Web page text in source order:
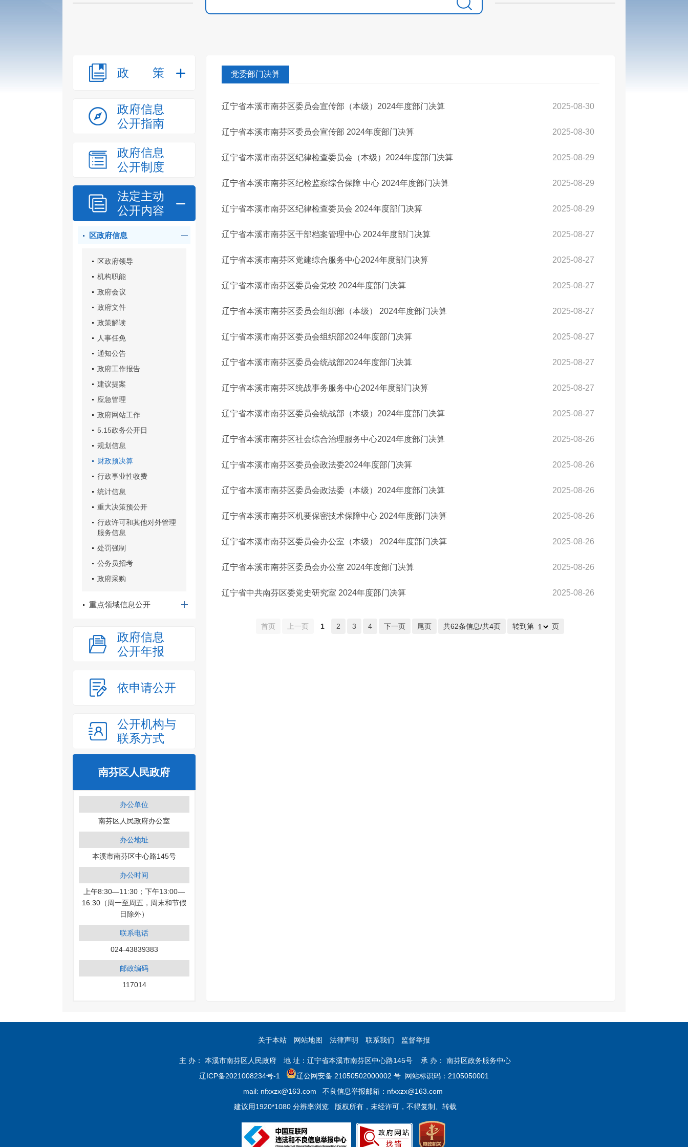
政策
政府信息
公开指南
政府信息
公开制度
法定主动
公开内容
区政府信息
区政府领导
机构职能
政府会议
政府文件
政策解读
人事任免
通知公告
政府工作报告
建议提案
应急管理
政府网站工作
5.15政务公开日
规划信息
财政预决算
行政事业性收费
统计信息
重大决策预公开
行政许可和其他对外管理
服务信息
处罚强制
公务员招考
政府采购
重点领域信息公开
政府信息
公开年报
依申请公开
公开机构与
联系方式
南芬区人民政府
办公单位
南芬区人民政府办公室
办公地址
本溪市南芬区中心路145号
办公时间
上午8:30—11:30；下午13:00—
16:30（周一至周五，周末和节假
日除外）
联系电话
024-43839383
邮政编码
117014
党委部门决算
2025-08-30
辽宁省本溪市南芬区委员会宣传部（本级）2024年度部门决算
2025-08-30
辽宁省本溪市南芬区委员会宣传部 2024年度部门决算
2025-08-29
辽宁省本溪市南芬区纪律检查委员会（本级）2024年度部门决算
2025-08-29
辽宁省本溪市南芬区纪检监察综合保障 中心 2024年度部门决算
2025-08-29
辽宁省本溪市南芬区纪律检查委员会 2024年度部门决算
2025-08-27
辽宁省本溪市南芬区干部档案管理中心 2024年度部门决算
2025-08-27
辽宁省本溪市南芬区党建综合服务中心2024年度部门决算
2025-08-27
辽宁省本溪市南芬区委员会党校 2024年度部门决算
2025-08-27
辽宁省本溪市南芬区委员会组织部（本级） 2024年度部门决算
2025-08-27
辽宁省本溪市南芬区委员会组织部2024年度部门决算
2025-08-27
辽宁省本溪市南芬区委员会统战部2024年度部门决算
2025-08-27
辽宁省本溪市南芬区统战事务服务中心2024年度部门决算
2025-08-27
辽宁省本溪市南芬区委员会统战部（本级）2024年度部门决算
2025-08-26
辽宁省本溪市南芬区社会综合治理服务中心2024年度部门决算
2025-08-26
辽宁省本溪市南芬区委员会政法委2024年度部门决算
2025-08-26
辽宁省本溪市南芬区委员会政法委（本级）2024年度部门决算
2025-08-26
辽宁省本溪市南芬区机要保密技术保障中心 2024年度部门决算
2025-08-26
辽宁省本溪市南芬区委员会办公室（本级） 2024年度部门决算
2025-08-26
辽宁省本溪市南芬区委员会办公室 2024年度部门决算
2025-08-26
辽宁省中共南芬区委党史研究室 2024年度部门决算
首页 上一页 1 2 3 4 下一页 尾页 共62条信息/共4页 转到第 页
关于本站 网站地图 法律声明 联系我们 监督举报
主 办： 本溪市南芬区人民政府 地 址：辽宁省本溪市南芬区中心路145号 承 办： 南芬区政务服务中心
辽ICP备2021008234号-1
辽公网安备 21050502000002 号 网站标识码：2105050001
mail: nfxxzx@163.com 不良信息举报邮箱：nfxxzx@163.com
建议用1920*1080 分辨率浏览 版权所有，未经许可，不得复制、转载